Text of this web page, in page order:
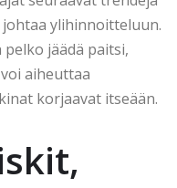
johtaa ylihinnoitteluun.
jäädä paitsi,
aiheuttaa
korjaavat itseään.